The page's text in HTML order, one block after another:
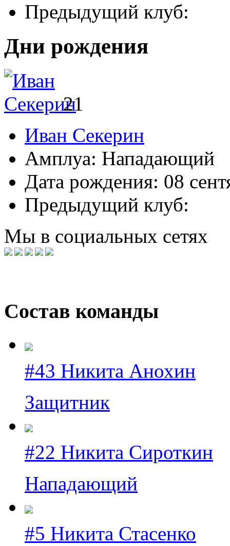
Предыдущий клуб:
Дни рождения
21
Иван Секерин
Амплуа: Нападающий
Дата рождения: 08
Предыдущий клуб:
Мы в социальных сетях
Состав команды
#43 Никита Анохин
Защитник
#22 Никита Сироткин
Нападающий
#5 Никита Стасенко